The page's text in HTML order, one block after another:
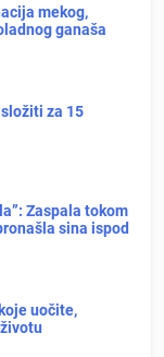
mekog,
ganaša
za 15
Zaspala tokom
sina ispod
uočite,